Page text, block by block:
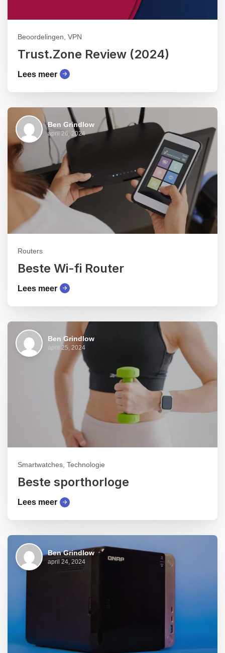
Beoordelingen, VPN
Trust.Zone Review (2024)
Lees meer
Ben Grindlow
april 26, 2024
Routers
Beste Wi-fi Router
Lees meer
Ben Grindlow
april 25, 2024
Smartwatches, Technologie
Beste sporthorloge
Lees meer
Ben Grindlow
april 24, 2024